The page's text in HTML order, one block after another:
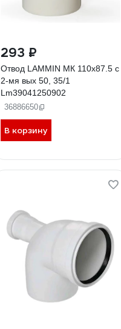
293 ₽
Отвод LAMMIN МК 110x87.5 с
2-мя вых 50, 35/1
Lm39041250902
36886650
В корзину